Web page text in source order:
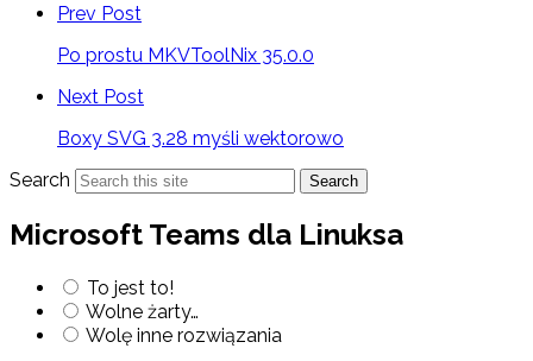
Prev Post
Po prostu MKVToolNix 35.0.0
Next Post
Boxy SVG 3.28 myśli wektorowo
Search
Search
Microsoft Teams dla Linuksa
To jest to!
Wolne żarty…
Wolę inne rozwiązania